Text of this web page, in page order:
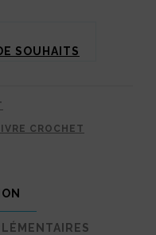
SOUHAITS
CROCHET